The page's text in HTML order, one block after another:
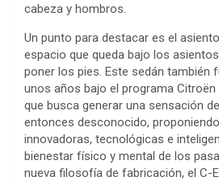
cabeza y hombros.
Un punto para destacar es el
espacio que queda bajo los
poner los pies. Este sedán también
unos años bajo el programa
que busca generar una sensación
entonces desconocido,
innovadoras, tecnológicas e
bienestar físico y mental de los
nueva filosofía de fabricación, el C-